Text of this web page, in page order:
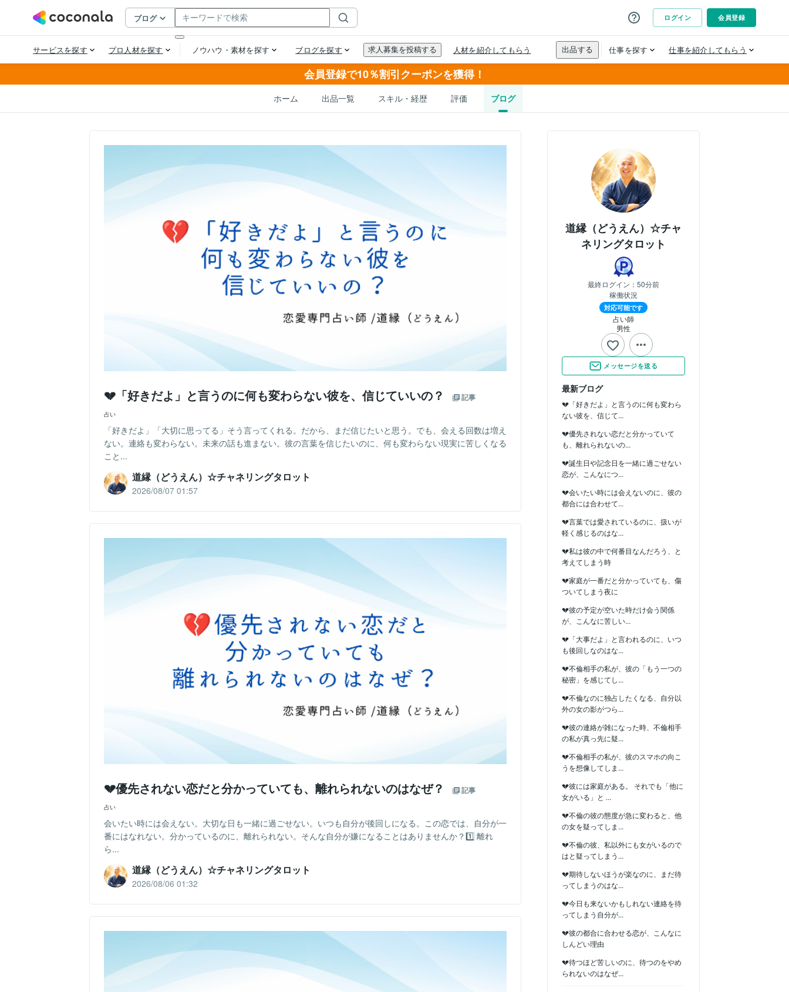
会員登録で10％割引クーポンを獲得！
ホーム 出品一覧 スキル・経歴 評価 ブログ
道縁（どうえん）☆チャ
ネリングタロット
最終ログイン： 50分前
稼働状況
対応可能です
占い師
男性
メッセージを送る
最新ブログ
💔「好きだよ」と言うのに何も変わら
ない彼を、信じて...
💔優先されない恋だと分かっていて
も、離れられないの...
💔誕生日や記念日を一緒に過ごせない
恋が、こんなにつ...
💔会いたい時には会えないのに、彼の
都合には合わせて...
💔言葉では愛されているのに、扱いが
軽く感じるのはな...
💔私は彼の中で何番目なんだろう、と
考えてしまう時
💔家庭が一番だと分かっていても、傷
ついてしまう夜に
💔彼の予定が空いた時だけ会う関係
が、こんなに苦しい...
💔「大事だよ」と言われるのに、いつ
も後回しなのはな...
💔不倫相手の私が、彼の「もう一つの
秘密」を感じてし...
💔不倫なのに独占したくなる、自分以
外の女の影がつら...
💔彼の連絡が雑になった時、不倫相手
の私が真っ先に疑...
💔不倫相手の私が、彼のスマホの向こ
うを想像してしま...
💔彼には家庭がある。 それでも「他に
女がいる」と ...
💔不倫の彼の態度が急に変わると、他
の女を疑ってしま...
💔不倫の彼、私以外にも女がいるので
はと疑ってしまう...
💔期待しないほうが楽なのに、まだ待
ってしまうのはな...
💔今日も来ないかもしれない連絡を待
ってしまう自分が...
💔彼の都合に合わせる恋が、こんなに
しんどい理由
💔待つほど苦しいのに、待つのをやめ
られないのはなぜ...
💔「好きだよ」と言うのに何も変わらない彼を、信じていいの？ 記事
占い
「好きだよ」「大切に思ってる」そう言ってくれる。だから、まだ信じたいと思う。でも、会える回数は増え
ない。連絡も変わらない。未来の話も進まない。彼の言葉を信じたいのに、何も変わらない現実に苦しくなる
こと...
道縁（どうえん）☆チャネリングタロット
2026/08/07 01:57
💔優先されない恋だと分かっていても、離れられないのはなぜ？ 記事
占い
会いたい時には会えない。大切な日も一緒に過ごせない。いつも自分が後回しになる。この恋では、自分が一
番にはなれない。分かっているのに、離れられない。そんな自分が嫌になることはありませんか？1️⃣ 離れ
ら...
道縁（どうえん）☆チャネリングタロット
2026/08/06 01:32